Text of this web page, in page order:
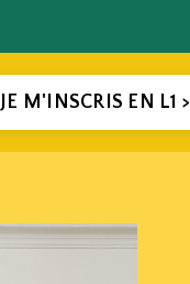
JE M'INSCRIS EN L1 >